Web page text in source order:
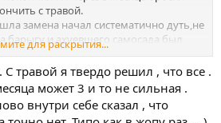
с травой.
замена начал систематично дуть,не
барыгу и ахуевшего самосада был
на дно.
било по карману, Зарабатываю
сам,есть девушка но живём отдельно.
состоянии,не было жизненой
для раскрытия...
травой я твердо решил , что все .
может 3 и то не сильная .
внутри себе сказал , что